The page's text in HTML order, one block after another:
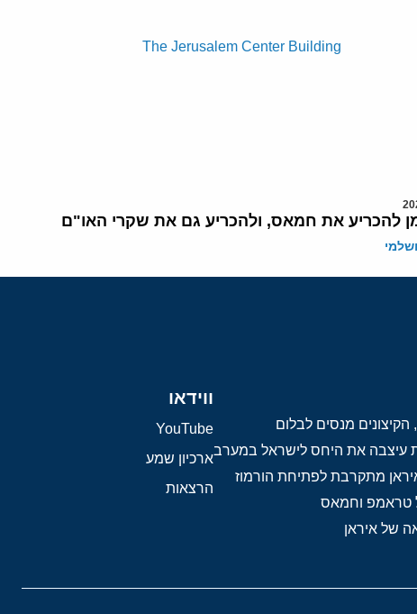
להכריע את חמאס, ולהכריע גם את שקרי האו"ם
מנסים לבלום
עיצבה את היחס לישראל במערב
מתקרבת לפתיחת הורמוז
טראמפ וחמאס
של איראן
ווידאו
YouTube
ארכיון שמע
הרצאות